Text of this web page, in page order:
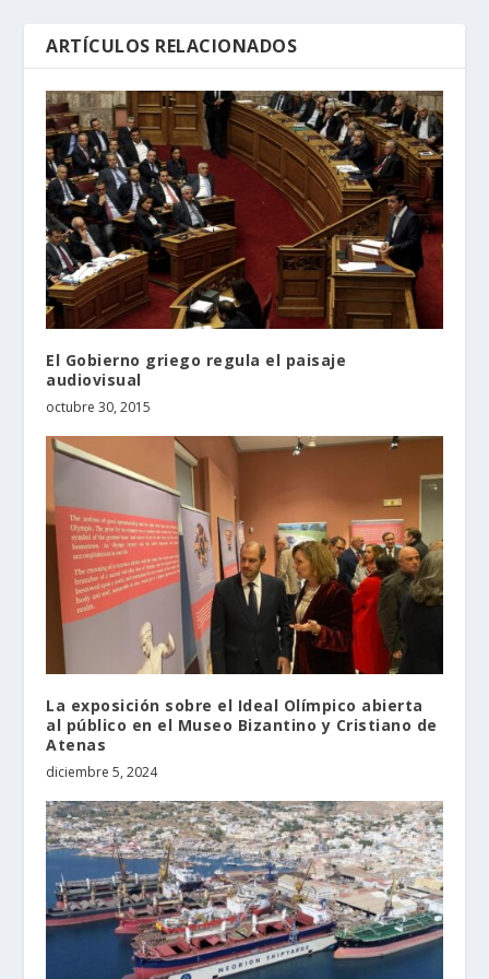
ARTÍCULOS RELACIONADOS
El Gobierno griego regula el paisaje
audiovisual
octubre 30, 2015
La exposición sobre el Ideal Olímpico abierta
al público en el Museo Bizantino y Cristiano de
Atenas
diciembre 5, 2024